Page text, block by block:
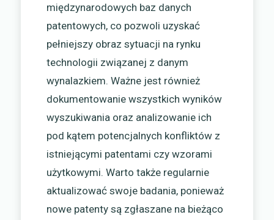
międzynarodowych baz danych
patentowych, co pozwoli uzyskać
pełniejszy obraz sytuacji na rynku
technologii związanej z danym
wynalazkiem. Ważne jest również
dokumentowanie wszystkich wyników
wyszukiwania oraz analizowanie ich
pod kątem potencjalnych konfliktów z
istniejącymi patentami czy wzorami
użytkowymi. Warto także regularnie
aktualizować swoje badania, ponieważ
nowe patenty są zgłaszane na bieżąco